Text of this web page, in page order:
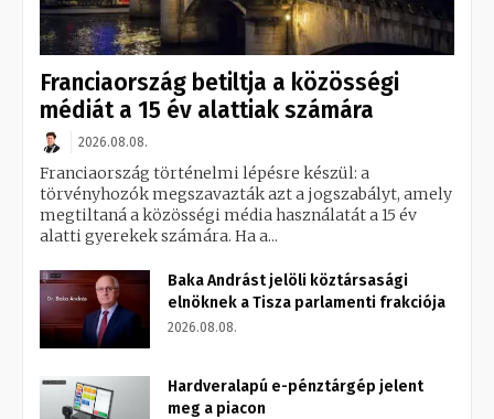
Franciaország betiltja a közösségi
médiát a 15 év alattiak számára
2026.08.08.
Franciaország történelmi lépésre készül: a
törvényhozók megszavazták azt a jogszabályt, amely
megtiltaná a közösségi média használatát a 15 év
alatti gyerekek számára. Ha a...
Baka Andrást jelöli köztársasági
elnöknek a Tisza parlamenti frakciója
2026.08.08.
Hardveralapú e-pénztárgép jelent
meg a piacon